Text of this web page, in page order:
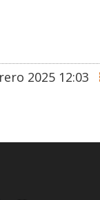
2025 12:03